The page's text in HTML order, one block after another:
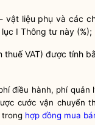
vật liệu phụ và các
I Thông tư này (%);
thuế VAT) được tính
điều hành, phí quản
cước vận chuyển
trong hợp đồng mua